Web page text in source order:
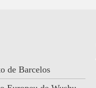
de Barcelos